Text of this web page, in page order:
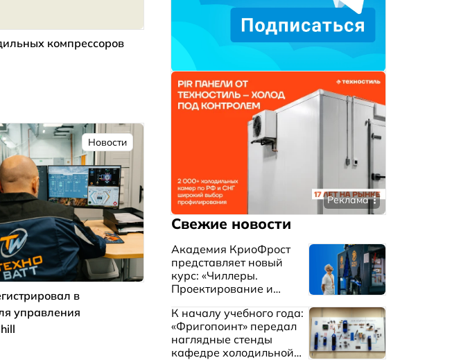
компрессоров
Новости
в
управления
Реклама
Свежие новости
Академия КриоФрост
представляет новый
курс: «Чиллеры.
Проектирование и
охлаждения жидкостей»
К началу учебного года:
«Фригопоинт» передал
наглядные стенды
кафедре холодильной